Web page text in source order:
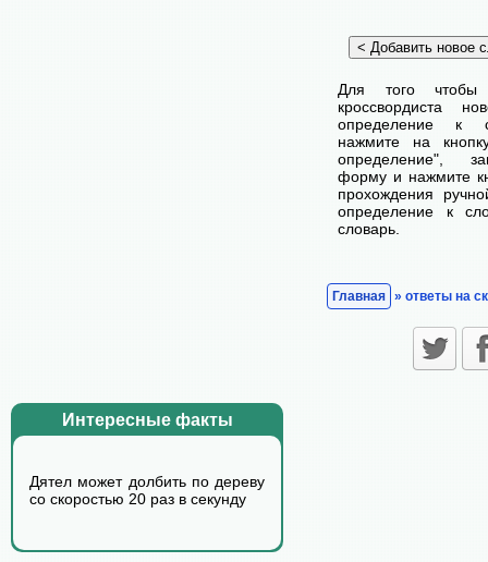
Интересные факты
Дятел может долбить по дереву
со скоростью 20 раз в секунду
Для того чтобы
кроссвордиста
определение к
нажмите на
определение",
форму и нажмите
прохождения
определение к
словарь.
Главная » ответы на